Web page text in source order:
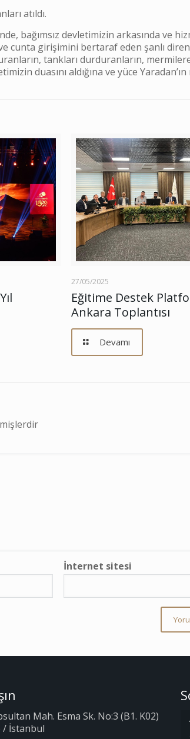
atıldı.
bağımsız devletimizin arkasında ve
cunta girişimini bertaraf eden şanlı
tankları durduranların,
duasını aldığına ve yüce Yaradan’ın
27/05/2025
Eğitime Destek
Ankara Toplantısı
Devamı
İnternet sitesi
Mah. Esma Sk. No:3 (B1. K02)
/ İstanbul